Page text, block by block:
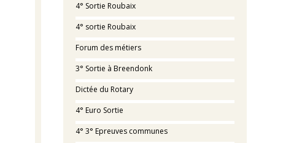
4° Sortie Roubaix
4° sortie Roubaix
Forum des métiers
3° Sortie à Breendonk
Dictée du Rotary
4° Euro Sortie
4° 3° Epreuves communes